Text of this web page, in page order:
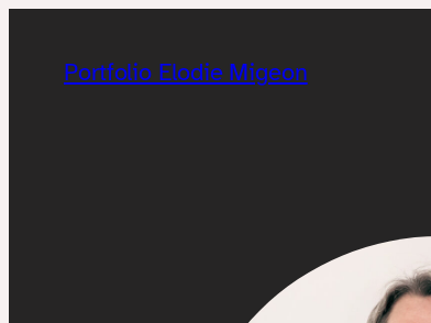
Portfolio Elodie Migeon